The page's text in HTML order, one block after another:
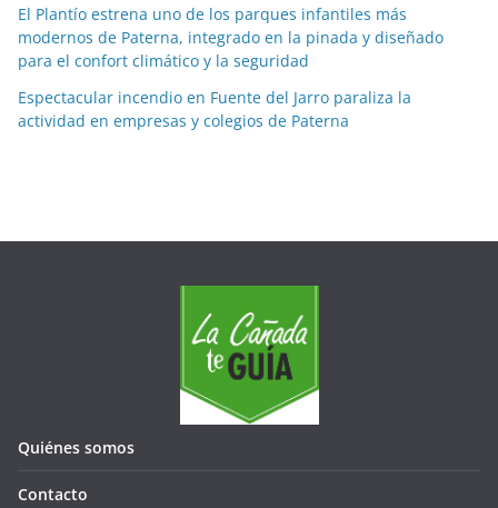
s
El Plantío estrena uno de los parques infantiles más
modernos de Paterna, integrado en la pinada y diseñado
para el confort climático y la seguridad
Espectacular incendio en Fuente del Jarro paraliza la
actividad en empresas y colegios de Paterna
Quiénes somos
Contacto